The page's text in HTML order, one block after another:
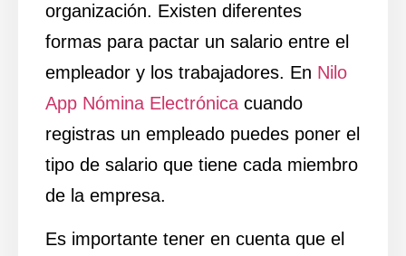
organización. Existen diferentes
formas para pactar un salario entre el
empleador y los trabajadores. En Nilo
App Nómina Electrónica cuando
registras un empleado puedes poner el
tipo de salario que tiene cada miembro
de la empresa.
Es importante tener en cuenta que el